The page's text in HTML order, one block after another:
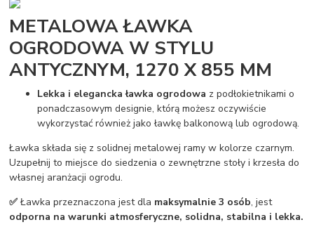
METALOWA ŁAWKA
OGRODOWA W STYLU
ANTYCZNYM, 1270 X 855 MM
Lekka i elegancka ławka ogrodowa z podłokietnikami o
ponadczasowym designie, którą możesz oczywiście
wykorzystać również jako ławkę balkonową lub ogrodową.
Ławka składa się z solidnej metalowej ramy w kolorze czarnym.
Uzupełnij to miejsce do siedzenia o zewnętrzne stoły i krzesła do
własnej aranżacji ogrodu.
✅Ławka przeznaczona jest dla maksymalnie 3 osób, jest
odporna na warunki atmosferyczne, solidna, stabilna i lekka.